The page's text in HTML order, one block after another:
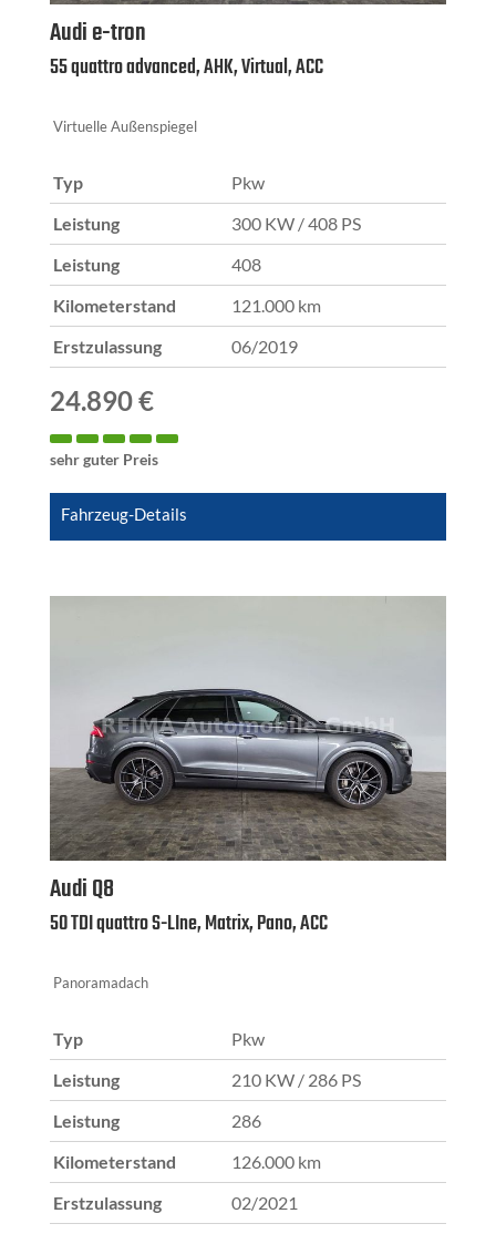
Audie-tron
55 quattro advanced, AHK, Virtual, ACC
Virtuelle Außenspiegel
Typ Pkw
Leistung 300 KW / 408 PS
Leistung 408
Kilometerstand 121.000 km
Erstzulassung 06/2019
24.890 €
sehr guter Preis
Fahrzeug-Details
AudiQ8
50 TDI quattro S-LIne, Matrix, Pano, ACC
Panoramadach
Typ Pkw
Leistung 210 KW / 286 PS
Leistung 286
Kilometerstand 126.000 km
Erstzulassung 02/2021